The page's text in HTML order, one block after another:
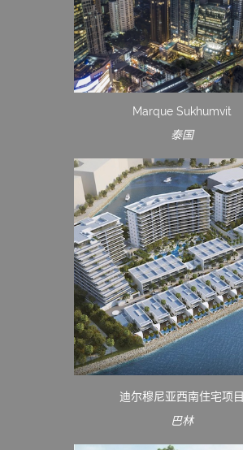
Marque Sukhumvit
泰国
迪尔穆尼亚西南住宅项目
巴林